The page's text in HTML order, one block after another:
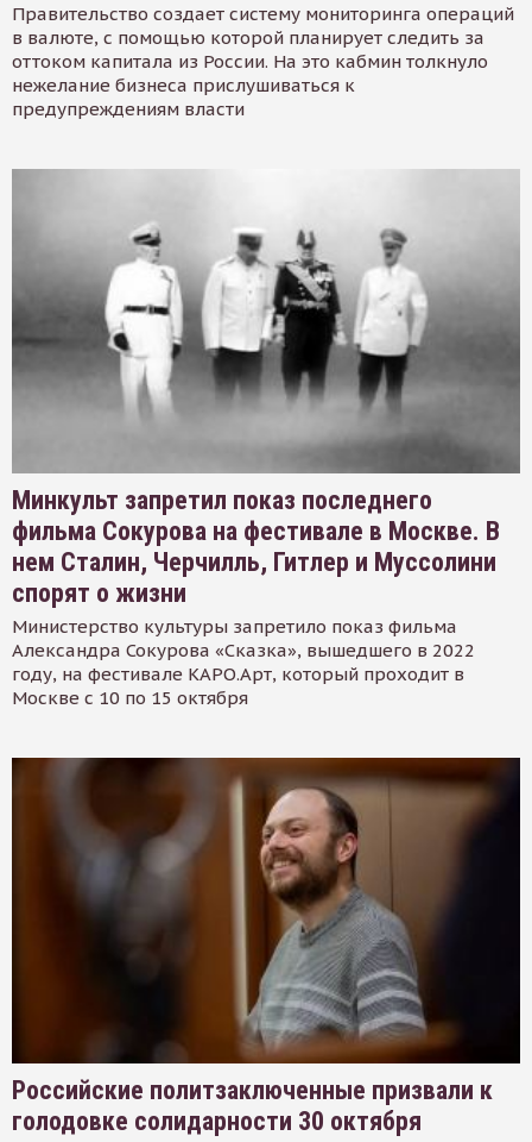
Правительство создает систему мониторинга операций
в валюте, с помощью которой планирует следить за
оттоком капитала из России. На это кабмин толкнуло
нежелание бизнеса прислушиваться к
предупреждениям власти
Минкульт запретил показ последнего
фильма Сокурова на фестивале в Москве. В
нем Сталин, Черчилль, Гитлер и Муссолини
спорят о жизни
Министерство культуры запретило показ фильма
Александра Сокурова «Сказка», вышедшего в 2022
году, на фестивале КАРО.Арт, который проходит в
Москве с 10 по 15 октября
Российские политзаключенные призвали к
голодовке солидарности 30 октября